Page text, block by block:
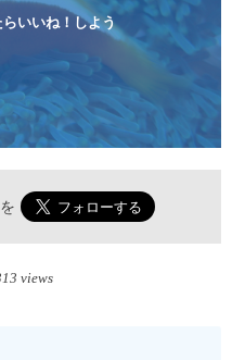
を楽しめます...
いいね！しよう
views